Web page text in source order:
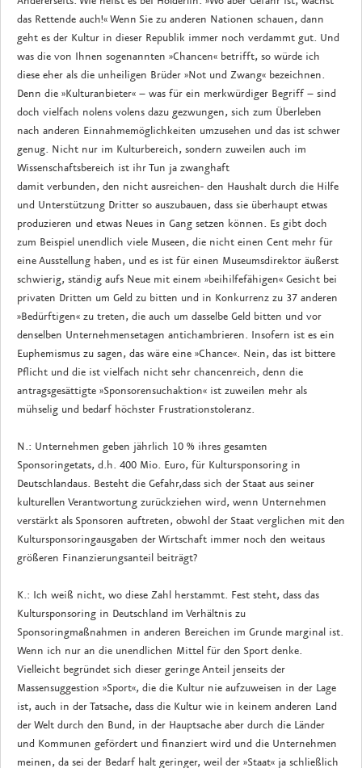
das Rettende auch!« Wenn Sie zu anderen Nationen schauen, dann
geht es der Kultur in dieser Republik immer noch verdammt gut. Und
was die von Ihnen sogenannten »Chancen« betrifft, so würde ich
diese eher als die unheiligen Brüder »Not und Zwang« bezeichnen.
Denn die »Kulturanbieter« – was für ein merkwürdiger Begriff – sind
doch vielfach nolens volens dazu gezwungen, sich zum Überleben
nach anderen Einnahmemöglichkeiten umzusehen und das ist schwer
genug. Nicht nur im Kulturbereich, sondern zuweilen auch im
Wissenschaftsbereich ist ihr Tun ja zwanghaft
damit verbunden, den nicht ausreichen- den Haushalt durch die Hilfe
und Unterstützung Dritter so auszubauen, dass sie überhaupt etwas
produzieren und etwas Neues in Gang setzen können. Es gibt doch
zum Beispiel unendlich viele Museen, die nicht einen Cent mehr für
eine Ausstellung haben, und es ist für einen Museumsdirektor äußerst
schwierig, ständig aufs Neue mit einem »beihilfefähigen« Gesicht bei
privaten Dritten um Geld zu bitten und in Konkurrenz zu 37 anderen
»Bedürftigen« zu treten, die auch um dasselbe Geld bitten und vor
denselben Unternehmensetagen antichambrieren. Insofern ist es ein
Euphemismus zu sagen, das wäre eine »Chance«. Nein, das ist bittere
Pflicht und die ist vielfach nicht sehr chancenreich, denn die
antragsgesättigte »Sponsorensuchaktion« ist zuweilen mehr als
mühselig und bedarf höchster Frustrationstoleranz.
N.: Unternehmen geben jährlich 10 % ihres gesamten
Sponsoringetats, d.h. 400 Mio. Euro, für Kultursponsoring in
Deutschlandaus. Besteht die Gefahr,dass sich der Staat aus seiner
kulturellen Verantwortung zurückziehen wird, wenn Unternehmen
verstärkt als Sponsoren auftreten, obwohl der Staat verglichen mit den
Kultursponsoringausgaben der Wirtschaft immer noch den weitaus
größeren Finanzierungsanteil beiträgt?
K.: Ich weiß nicht, wo diese Zahl herstammt. Fest steht, dass das
Kultursponsoring in Deutschland im Verhältnis zu
Sponsoringmaßnahmen in anderen Bereichen im Grunde marginal ist.
Wenn ich nur an die unendlichen Mittel für den Sport denke.
Vielleicht begründet sich dieser geringe Anteil jenseits der
Massensuggestion »Sport«, die die Kultur nie aufzuweisen in der Lage
ist, auch in der Tatsache, dass die Kultur wie in keinem anderen Land
der Welt durch den Bund, in der Hauptsache aber durch die Länder
und Kommunen gefördert und finanziert wird und die Unternehmen
meinen, da sei der Bedarf halt geringer, weil der »Staat« ja schließlich